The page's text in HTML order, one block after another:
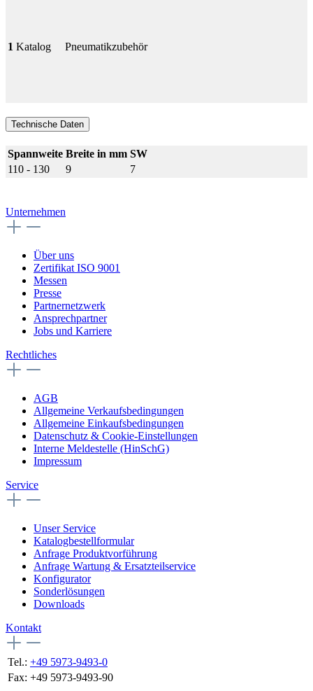
1 Katalog Pneumatikzubehör
Technische Daten
Spannweite Breite in mm SW
110 - 130
9 7
Unternehmen
Über uns
Zertifikat ISO 9001
Messen
Presse
Partnernetzwerk
Ansprechpartner
Jobs und Karriere
Rechtliches
AGB
Allgemeine Verkaufsbedingungen
Allgemeine Einkaufsbedingungen
Datenschutz & Cookie-Einstellungen
Interne Meldestelle (HinSchG)
Impressum
Service
Unser Service
Katalogbestellformular
Anfrage Produktvorführung
Anfrage Wartung & Ersatzteilservice
Konfigurator
Sonderlösungen
Downloads
Kontakt
Tel.: +49 5973-9493-0
Fax: +49 5973-9493-90